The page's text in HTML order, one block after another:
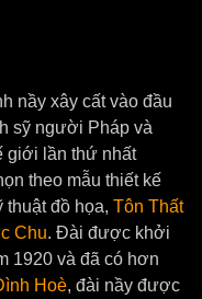
nầy xây cất vào đầu
sỹ người Pháp và
giới lần thứ nhất
theo mẫu thiết kế
thuật đồ họa, Tôn Thất
Chu. Đài được khởi
1920 và đã có hơn
Hoè, đài nầy được